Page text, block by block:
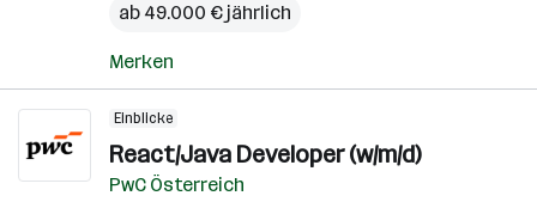
ab 49.000 € jährlich
Merken
Einblicke
React/Java Developer (w/m/d)
PwC Österreich